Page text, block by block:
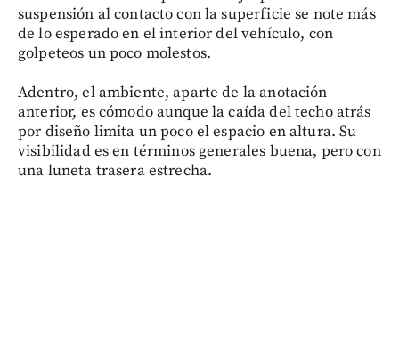
suspensión al contacto con la superficie se note más
de lo esperado en el interior del vehículo, con
golpeteos un poco molestos.
Adentro, el ambiente, aparte de la anotación
anterior, es cómodo aunque la caída del techo atrás
por diseño limita un poco el espacio en altura. Su
visibilidad es en términos generales buena, pero con
una luneta trasera estrecha.